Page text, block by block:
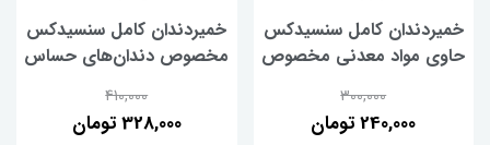
خمیردندان کامل سنسیدکس
حاوی مواد معدنی مخصوص
Nourish وزن 130 گرم300,000
240,000 تومان
خمیردندان کامل سنسیدکس
مخصوص دندان‌های حساس
410,000
328,000 تومان